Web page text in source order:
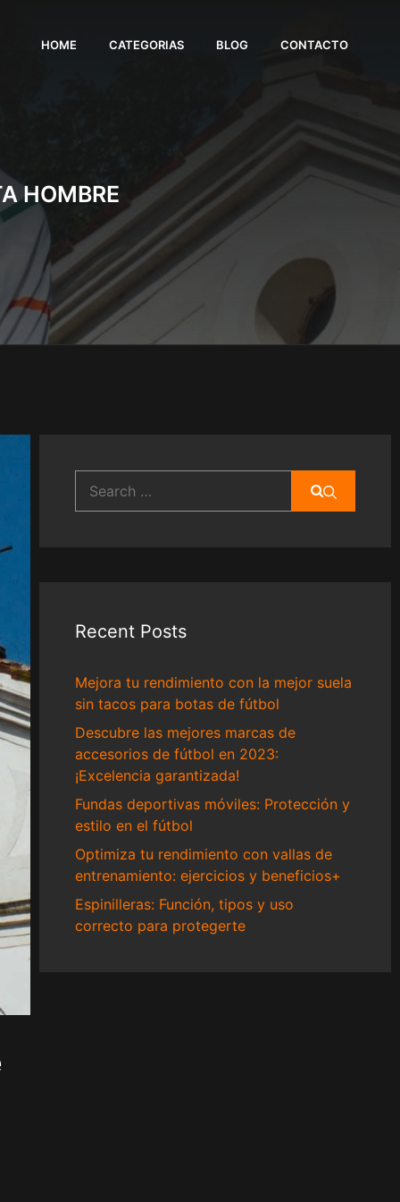
HOME CATEGORIAS BLOG CONTACTO
HOMBRE
for:
Recent Posts
Mejora tu rendimiento con la mejor suela
sin tacos para botas de fútbol
Descubre las mejores marcas de
accesorios de fútbol en 2023:
¡Excelencia garantizada!
Fundas deportivas móviles: Protección y
estilo en el fútbol
Optimiza tu rendimiento con vallas de
entrenamiento: ejercicios y beneficios+
Espinilleras: Función, tipos y uso
correcto para protegerte